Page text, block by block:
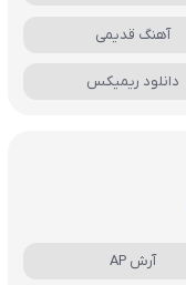
آهنگ قدیمی
دانلود ریمیکس
آرش AP